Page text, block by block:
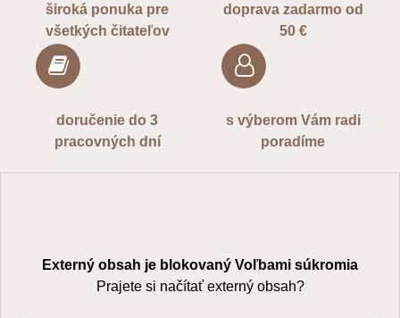
Odoslať
široká ponuka pre
všetkých čitateľov
doprava zadarmo od
50 €
doručenie do 3
pracovných dní
s výberom Vám radi
poradíme
Externý obsah je blokovaný Voľbami súkromia
Prajete si načítať externý obsah?